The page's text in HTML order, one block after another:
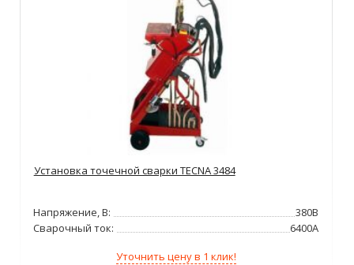
Установка точечной сварки TECNA 3484
Напряжение, В:
380В
Сварочный ток:
6400А
Уточнить цену в 1 клик!